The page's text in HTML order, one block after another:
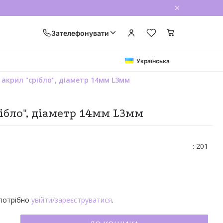
Зателефонувати
Українська
"срібло", діаметр 14мм L3мм
діаметр 14мм L3мм
: 201
увійти/зареєструватися.